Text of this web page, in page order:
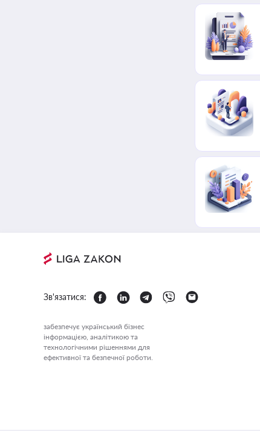
Зв'язатися:
забезпечує український бізнес
інформацією, аналітикою та
технологічними рішеннями для
ефективної та безпечної роботи.